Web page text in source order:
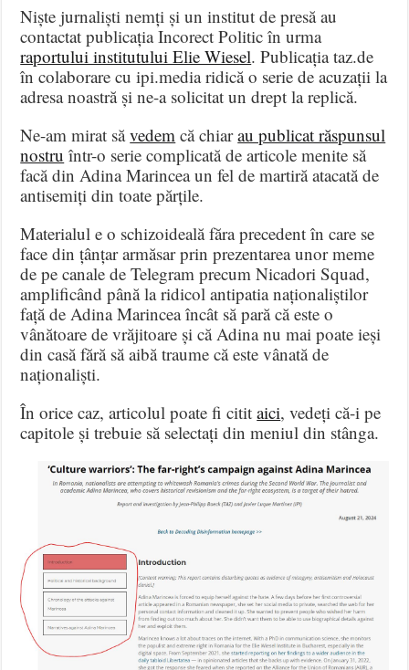
Niște jurnaliști nemți și un institut de presă au
contactat publicația Incorect Politic în urma
raportului institutului Elie Wiesel. Publicația taz.de
în colaborare cu ipi.media ridică o serie de acuzații la
adresa noastră și ne-a solicitat un drept la replică.
Ne-am mirat săvedem că chiarau publicat răspunsul
nostru într-o serie complicată de articole menite să
facă din Adina Marincea un fel de martiră atacată de
antisemiți din toate părțile.
Materialul e o schizoideală făra precedent în care se
face din țânțar armăsar prin prezentarea unor meme
de pe canale de Telegram precum Nicadori Squad,
amplificând până la ridicol antipatia naționaliștilor
față de Adina Marincea încât să pară că este o
vânătoare de vrăjitoare și că Adina nu mai poate ieși
din casă fără să aibă traume că este vânată de
naționaliști.
În orice caz, articolul poate fi cititaici, vedeți că-i pe
capitole și trebuie să selectați din meniul din stânga.